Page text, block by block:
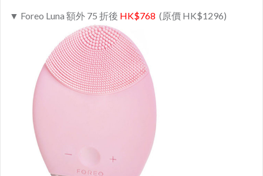
▼ Foreo Luna 額外 75 折後 HK$768 (原價 HK$1296)